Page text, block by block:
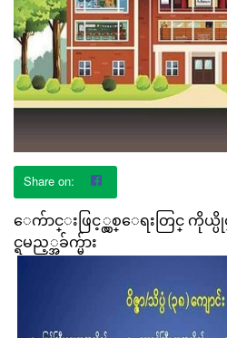
ေက်ာင္းဖြင့္လွစ္ေရးတြင္ ကို
င္ရမည့္အခ်က္မ်ား